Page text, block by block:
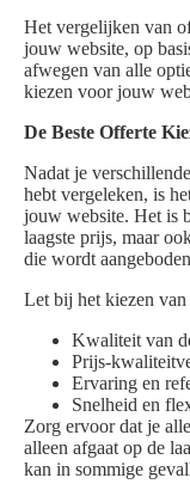
Het vergelijken van
jouw website, op
afwegen van alle
kiezen voor jouw
De Beste Offerte
Nadat je
hebt vergeleken, is
jouw website. Het is
laagste prijs, maar
die wordt
Let bij het kiezen van
Kwaliteit van
Prijs-
Ervaring en
Snelheid en
Zorg ervoor dat je
alleen afgaat op de
kan in sommige